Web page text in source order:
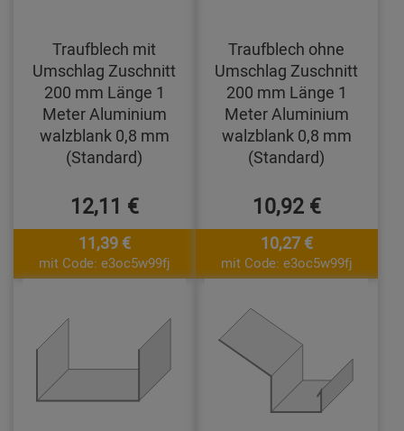
Traufblech mit
Umschlag Zuschnitt
200 mm Länge 1
Meter Aluminium
walzblank 0,8 mm
(Standard)
12,11 €
11,39 €
mit Code: e3oc5w99fj
Traufblech ohne
Umschlag Zuschnitt
200 mm Länge 1
Meter Aluminium
walzblank 0,8 mm
(Standard)
10,92 €
10,27 €
mit Code: e3oc5w99fj